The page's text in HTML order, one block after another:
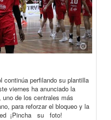
perfilando su plantilla
viernes ha anunciado la
de los centrales más
para reforzar el bloqueo y la
¡Pincha su foto!